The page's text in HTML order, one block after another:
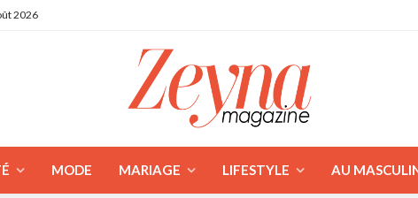
2026
MODE MARIAGE LIFESTYLE AU